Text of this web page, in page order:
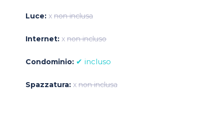
Luce: x non inclusa
Internet: x non incluso
Condominio: ✔ incluso
Spazzatura: x non inclusa